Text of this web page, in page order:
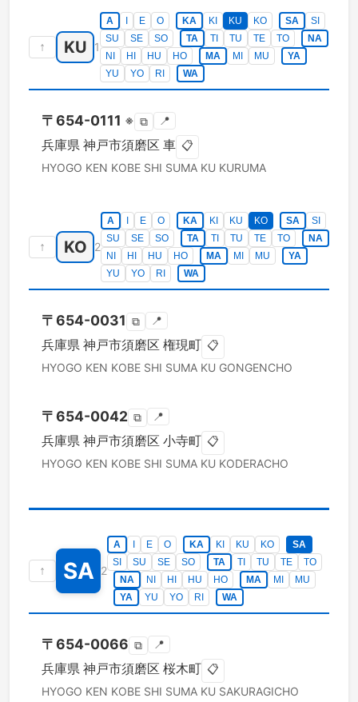
↑ KU 1
A E O KA KI KU KO SA
SI
SU
SE SO TA TI TU TE TO
NA
NI
HI HU HO MA MI MU
YA
YU
YO RI WA
〒654-0111 ※ ⧉ 📍
兵庫県 神戸市須磨区 車 📋
HYOGO KEN KOBE SHI SUMA KU KURUMA
↑ KO 2
A E O KA KI KU KO SA
SI
SU
SE SO TA TI TU TE TO
NA
NI
HI HU HO MA MI MU
YA
YU
YO RI WA
〒654-0031 ⧉ 📍
兵庫県 神戸市須磨区 権現町 📋
HYOGO KEN KOBE SHI SUMA KU GONGENCHO
〒654-0042 ⧉ 📍
兵庫県 神戸市須磨区 小寺町 📋
HYOGO KEN KOBE SHI SUMA KU KODERACHO
↑ SA 2
A E O KA KI KU KO
SA
SI
SU SE SO TA TI TU TE
TO
NA
NI HI HU HO MA MI
MU
YA
YU YO RI WA
〒654-0066 ⧉ 📍
兵庫県 神戸市須磨区 桜木町 📋
HYOGO KEN KOBE SHI SUMA KU SAKURAGICHO